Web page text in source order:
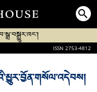
ISSN 2753-4812